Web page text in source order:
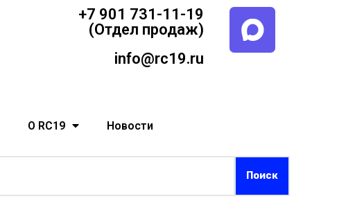
+7 901 731-11-19
(Отдел продаж)
info@rc19.ru
О RC19 Новости